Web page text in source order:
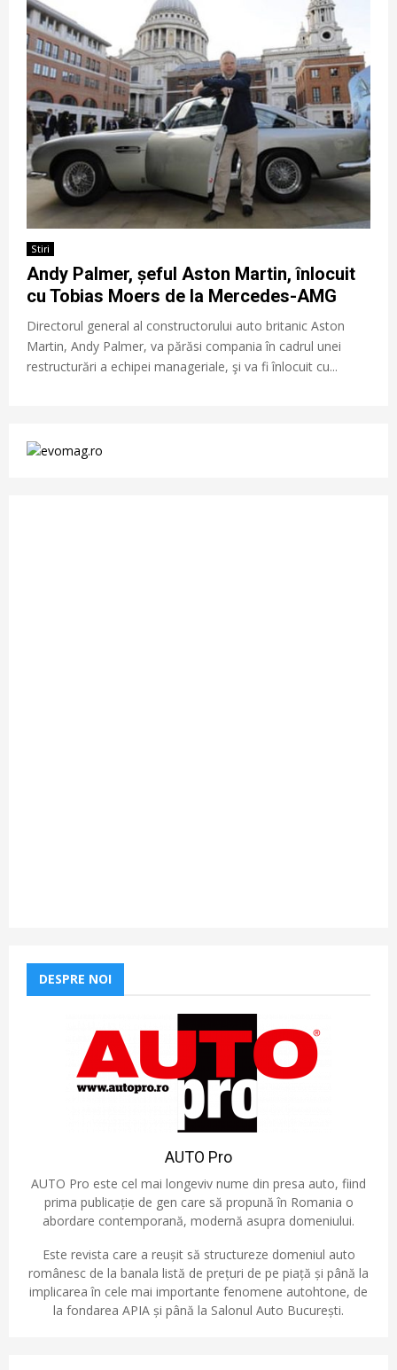
Stiri
Andy Palmer, șeful Aston Martin, înlocuit
cu Tobias Moers de la Mercedes-AMG
Directorul general al constructorului auto britanic Aston
Martin, Andy Palmer, va părăsi compania în cadrul unei
restructurări a echipei manageriale, şi va fi înlocuit cu...
DESPRE NOI
AUTO Pro
AUTO Pro este cel mai longeviv nume din presa auto, fiind
prima publicație de gen care să propună în Romania o
abordare contemporană, modernă asupra domeniului.
Este revista care a reușit să structureze domeniul auto
românesc de la banala listă de prețuri de pe piață și până la
implicarea în cele mai importante fenomene autohtone, de
la fondarea APIA și până la Salonul Auto București.